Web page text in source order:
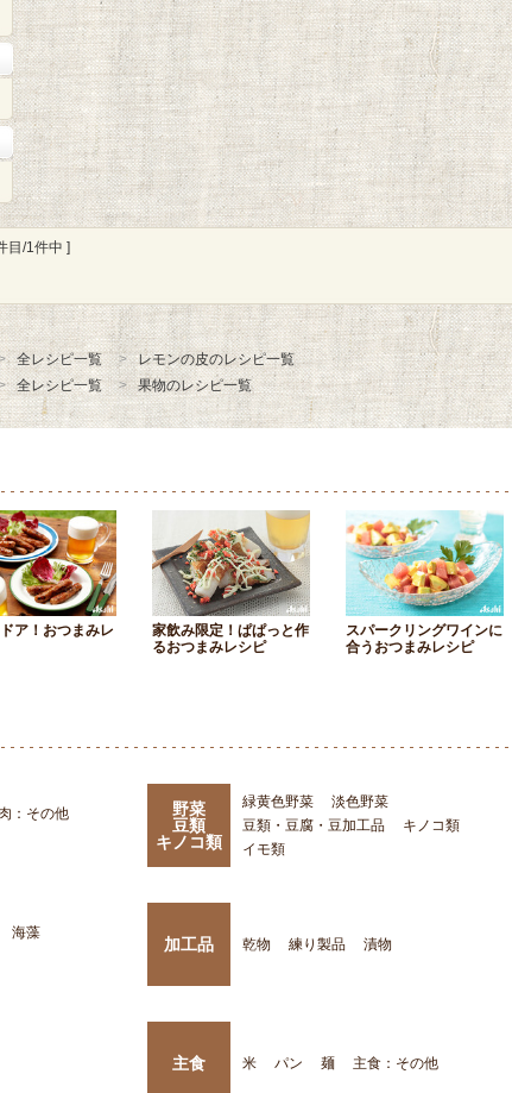
目/1件中 ]
全レシピ一覧
レモンの皮のレシピ一覧
全レシピ一覧 果物のレシピ一覧
ア！おつまみレ
家飲み限定！ぱぱっと作
るおつまみレシピ
スパークリングワインに
合うおつまみレシピ
肉：その他
野菜
豆類
キノコ類
緑黄色野菜
淡色野菜
豆類・豆腐・豆加工品
キノコ類
イモ類
海藻
加工品 乾物 練り製品 漬物
主食 米 パン 麺 主食：その他